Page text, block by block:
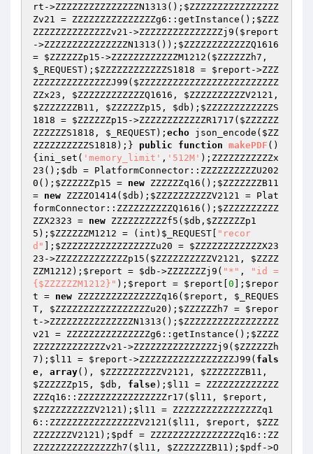
rt ->ZZZZZZZZZZZZZZZN1313(); $ZZZZZZZZZZZZZZZZ
Zv21 = ZZZZZZZZZZZZZZZg6::getInstance(); $ZZZ
ZZZZZZZZZZZZZZv21 ->ZZZZZZZZZZZZZZZj9( $report
->ZZZZZZZZZZZZZZZN1313()); $ZZZZZZZZZZZZQ1616
= $ZZZZZZp15 ->ZZZZZZZZZZZZM1212( $ZZZZZZh7
$_REQUEST); $ZZZZZZZZZZZZS1818 = $report ->ZZZ
ZZZZZZZZZZZZZZJ99( $ZZZZZZZZZZZZZZZZZZZZZZZZZ
ZZx23 , $ZZZZZZZZZZZZQ1616 , $ZZZZZZZZZZV2121
$ZZZZZZZB11 , $ZZZZZZp15 , $db ); $ZZZZZZZZZZZZS
1818 = $ZZZZZZp15 ->ZZZZZZZZZZZZR1717( $ZZZZZZ
ZZZZZZS1818 , $_REQUEST); echo json_encode( $ZZ
ZZZZZZZZZZS1818 );} public function makePDF ()
{ini_set( 'memory_limit' , '512M' );ZZZZZZZZZZZx
23(); $db = PlatformConnector::ZZZZZZZZZZU202
0(); $ZZZZZZp15 = new ZZZZZZq16(); $ZZZZZZZB11
= new ZZZZO1414( $db ); $ZZZZZZZZZZV2121 = Plat
formConnector::ZZZZZZZZZZQ1616(); $ZZZZZZZZZZ
ZZX2323 = new ZZZZZZZZZZf5( $db , $ZZZZZZp1
5 ); $ZZZZZZM1212 = (int) $_REQUEST
"recor
d"
]; $ZZZZZZZZZZZZZZZZZu20 = $ZZZZZZZZZZZZX23
23 ->ZZZZZZZZZZZZZp15( $ZZZZZZZZZZV2121 , $ZZZZ
ZZM1212 ); $report = $db ->ZZZZZZZj9( "*" ,
"id =
{$ZZZZZZM1212}" ); $report = $report 0 ]; $repor
t = new ZZZZZZZZZZZZZZZq16( $report , $_REQUES
T , $ZZZZZZZZZZZZZZZZZu20 ); $ZZZZZZh7 = $repor
t ->ZZZZZZZZZZZZZZZN1313(); $ZZZZZZZZZZZZZZZZZ
v21 = ZZZZZZZZZZZZZZZg6::getInstance(); $ZZZZ
ZZZZZZZZZZZZZv21 ->ZZZZZZZZZZZZZZZj9( $ZZZZZZh
7 ); $l11 = $report ->ZZZZZZZZZZZZZZZZZJ99( fals
e , array(), $ZZZZZZZZZZV2121 , $ZZZZZZZB11
$ZZZZZZp15 , $db , false); $l11 = ZZZZZZZZZZZZZ
ZZZq16::ZZZZZZZZZZZZZZZZr17( $l11 , $report
$ZZZZZZZZZZV2121 ); $l11 = ZZZZZZZZZZZZZZZZq1
6::ZZZZZZZZZZZZZZZZV2121( $l11 , $report , $ZZZ
ZZZZZZZV2121 ); $pdf = ZZZZZZZZZZZZZZZZq16::ZZ
ZZZZZZZZZZZZZZZh7( $l11 , $ZZZZZZZB11 ); $pdf ->O